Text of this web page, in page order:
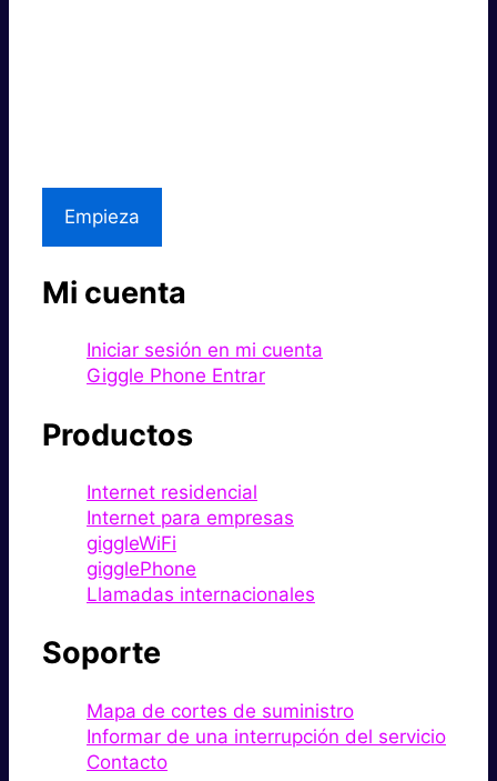
Empieza
Mi cuenta
Iniciar sesión en mi cuenta
Giggle Phone Entrar
Productos
Internet residencial
Internet para empresas
giggleWiFi
gigglePhone
Llamadas internacionales
Soporte
Mapa de cortes de suministro
Informar de una interrupción del servicio
Contacto